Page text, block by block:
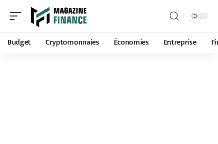
Budget Cryptomonnaies Économies Entreprise